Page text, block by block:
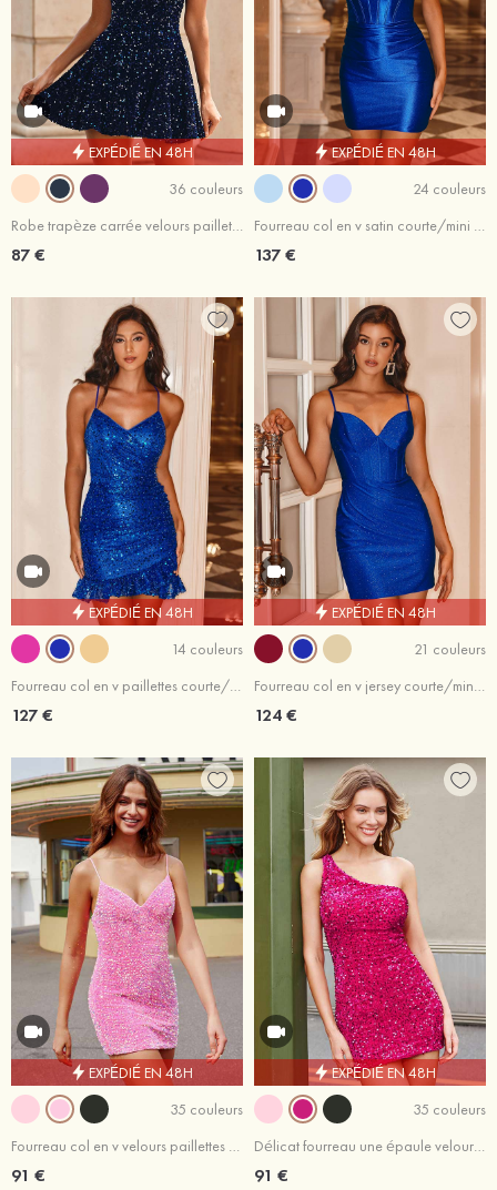
EXPÉDIÉ EN 48H
36 couleurs
Robe trapèze carrée velours paillettes courte/mini robe de fête de la rentrée
87 €
EXPÉDIÉ EN 48H
24 couleurs
Fourreau col en v satin courte/mini robe de fête de la rentrée
137 €
EXPÉDIÉ EN 48H
14 couleurs
Fourreau col en v paillettes courte/mini robe de fête de la rentrée
127 €
EXPÉDIÉ EN 48H
21 couleurs
Fourreau col en v jersey courte/mini robe de fête de la rentrée avec paillettes
124 €
EXPÉDIÉ EN 48H
35 couleurs
Fourreau col en v velours paillettes courte/mini dos croisé robe de fête de la rentrée
91 €
EXPÉDIÉ EN 48H
35 couleurs
Délicat fourreau une épaule velours paillettes courte/mini robe de fête de la rentrée
91 €